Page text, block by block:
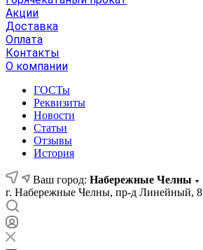
Акции
Доставка
Оплата
Контакты
О компании
ГОСТы
Реквизиты
Новости
Статьи
Отзывы
История
Ваш город: Набережные Челны
г. Набережные Челны, пр-д Линейный, 8